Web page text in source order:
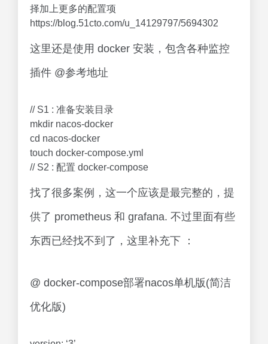
择加上更多的配置项
https://blog.51cto.com/u_14129797/5694302
这里还是使用 docker 安装，包含各种监控
插件 @参考地址
// S1 : 准备安装目录
mkdir nacos-docker
cd nacos-docker
touch docker-compose.yml
// S2 : 配置 docker-compose
找了很多案例，这一个应该是最完整的，提
供了 prometheus 和 grafana. 不过里面有些
东西已经找不到了，这里补充下 ：
@ docker-compose部署nacos单机版(简洁
优化版)